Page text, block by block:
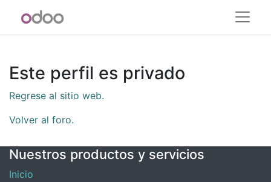
Este perfil es privado
Regrese al sitio web.
Volver al foro.
Nuestros productos y servicios
Inicio